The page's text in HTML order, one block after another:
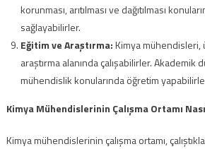
korunması, arıtılması ve dağıtılması
sağlayabilirler.
Eğitim ve Araştırma:Kimya
araştırma alanında çalışabilirler. Akademik
mühendislik konularında öğretim
Kimya Mühendislerinin Çalışma Ortamı
Kimya mühendislerinin çalışma ortamı,